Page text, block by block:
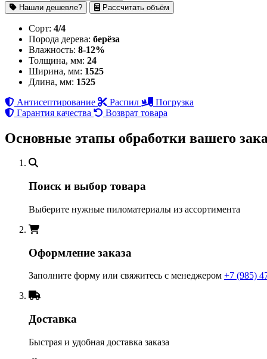
Нашли дешевле?
Рассчитать объём
Сорт: 4/4
Порода дерева: берёза
Влажность: 8-12%
Толщина, мм: 24
Ширина, мм: 1525
Длина, мм: 1525
Антисептирование
Распил
Погрузка
Гарантия качества
Возврат товара
Основные этапы обработки вашего
Поиск и выбор товара
Выберите нужные пиломатериалы из ассортимента
Оформление заказа
Заполните форму или свяжитесь с менеджером +7 (985)
Доставка
Быстрая и удобная доставка заказа